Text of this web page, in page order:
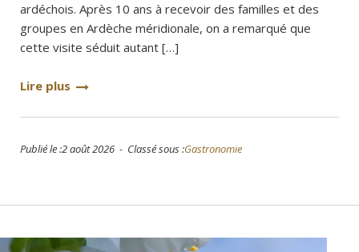
ardéchois. Après 10 ans à recevoir des familles et des
groupes en Ardèche méridionale, on a remarqué que
cette visite séduit autant […]
Lire plus
Publié le :2 août 2026 - Classé sous :Gastronomie